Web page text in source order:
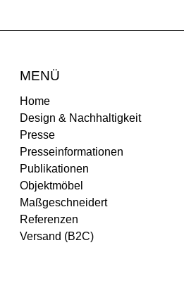
MENÜ
Home
Design & Nachhaltigkeit
Presse
Presseinformationen
Publikationen
Objektmöbel
Maßgeschneidert
Referenzen
Versand (B2C)